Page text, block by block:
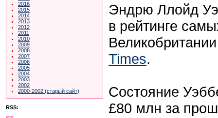
2016
2015
2014
2013
2012
2011
2010
2009
2008
2007
2006
2005
2004
2003
2002
2000-2002 (старый сайт)
RSS:
Эндрю Ллойд
в рейтинге
Times.
Состояние
£80 млн за